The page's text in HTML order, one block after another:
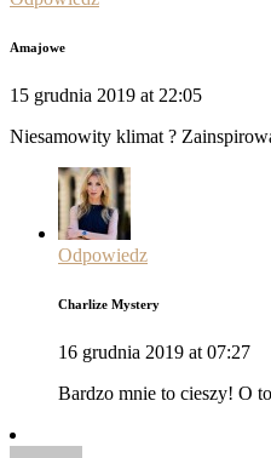
Amajowe
15 grudnia 2019 at 22:05
Niesamowity klimat ?
Odpowiedz
Charlize Mystery
16 grudnia 2019 at 07:27
Bardzo mnie to cieszy! O